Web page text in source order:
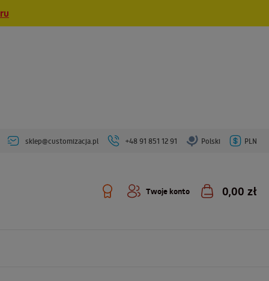
sklep@customizacja.pl +48 91 851 12 91 Polski PLN
Twoje konto 0,00 zł